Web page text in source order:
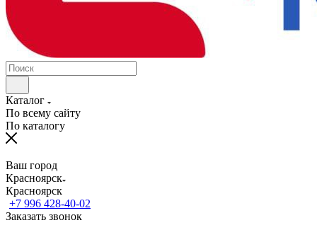
Каталог
По всему сайту
По каталогу
Ваш город
Красноярск
Красноярск
+7 996 428-40-02
Заказать звонок